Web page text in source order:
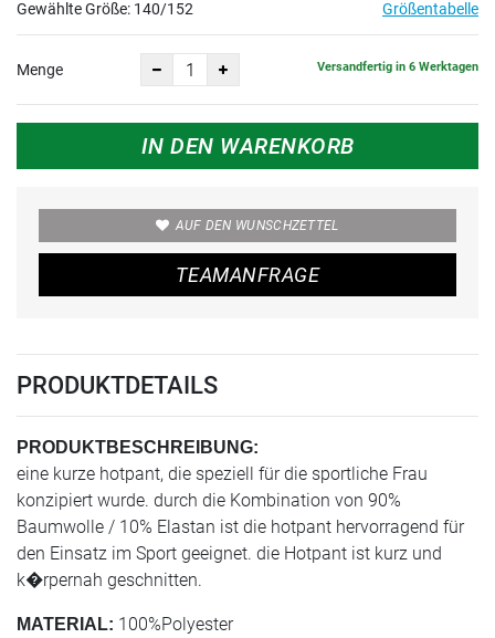
Gewählte Größe: 140/152 Größentabelle
Menge Versandfertig in 6 Werktagen
IN DEN WARENKORB
AUF DEN WUNSCHZETTEL
TEAMANFRAGE
PRODUKTDETAILS
PRODUKTBESCHREIBUNG:
eine kurze hotpant, die speziell für die sportliche Frau
konzipiert wurde. durch die Kombination von 90%
Baumwolle / 10% Elastan ist die hotpant hervorragend für
den Einsatz im Sport geeignet. die Hotpant ist kurz und
k�rpernah geschnitten.
MATERIAL: 100%Polyester